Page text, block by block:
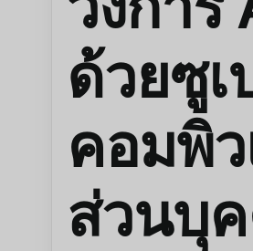
ด้วยซูเ
คอมพิว
ส่วนบุ